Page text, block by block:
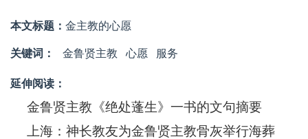
本文标题： 金主教的心愿
关键词： 金鲁贤主教 心愿 服务
延伸阅读：
金鲁贤主教《绝处蓬生》一书的文句摘要
上海：神长教友为金鲁贤主教骨灰举行海葬